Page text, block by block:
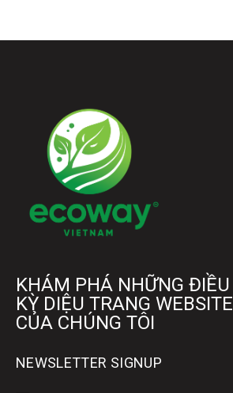
KHÁM PHÁ NHỮNG ĐIỀU
KỲ DIỆU TRANG WEBSITE
CỦA CHÚNG TÔI
NEWSLETTER SIGNUP